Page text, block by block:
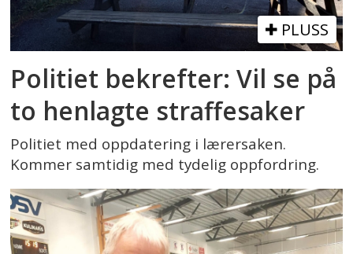
PLUSS
Politiet bekrefter: Vil se på
to henlagte straffesaker
Politiet med oppdatering i lærersaken.
Kommer samtidig med tydelig oppfordring.